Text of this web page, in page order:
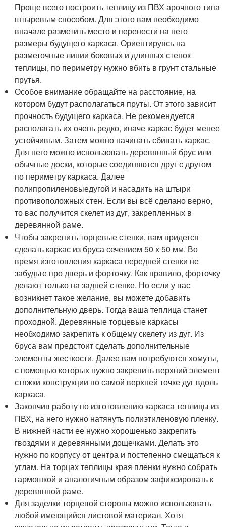
Проще всего построить теплицу из ПВХ арочного типа
штыревым способом. Для этого вам необходимо
вначале разметить место и перенести на него
размеры будущего каркаса. Ориентируясь на
разметочные линии боковых и длинных стенок
теплицы, по периметру нужно вбить в грунт стальные
прутья.
Особое внимание обращайте на расстояние, на
котором будут располагаться пруты. От этого зависит
прочность будущего каркаса. Не рекомендуется
располагать их очень редко, иначе каркас будет менее
устойчивым. Затем можно начинать сбивать каркас.
Для него можно использовать деревянный брус или
обычные доски, которые соединяются друг с другом
по периметру каркаса. Далее
полипропиленовыедугой и насадить на штыри
противоположных стен. Если вы всё сделано верно,
то вас получится скелет из дуг, закрепленных в
деревянной раме.
Чтобы закрепить торцевые стенки, вам придется
сделать каркас из бруса сечением 50 х 50 мм. Во
время изготовления каркаса передней стенки не
забудьте про дверь и форточку. Как правило, форточку
делают только на задней стенке. Но если у вас
возникнет такое желание, вы можете добавить
дополнительную дверь. Тогда ваша теплица станет
проходной. Деревянные торцевые каркасы
необходимо закрепить к общему скелету из дуг. Из
бруса вам предстоит сделать дополнительные
элементы жесткости. Далее вам потребуются хомуты,
с помощью которых нужно закрепить верхний элемент
стяжки конструкции по самой верхней точке дуг вдоль
каркаса.
Закончив работу по изготовлению каркаса теплицы из
ПВХ, на него нужно натянуть полиэтиленовую пленку.
В нижней части ее нужно хорошенько закрепить
гвоздями и деревянными дощечками. Делать это
нужно по корпусу от центра и постепенно смещаться к
углам. На торцах теплицы края пленки нужно собрать
гармошкой и аналогичным образом зафиксировать к
деревянной раме.
Для заделки торцевой стороны можно использовать
любой имеющийся листовой материал. Хотя